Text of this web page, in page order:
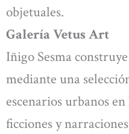
objetuales.
Galería Vetus Art
Iñigo Sesma
mediante una
escenarios urbanos
ficciones y